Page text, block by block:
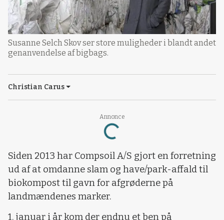
Annonce
Loading...
Susanne Selch Skov ser store muligheder i blandt andet
genanvendelse af bigbags.
Christian Carus
Siden 2013 har Compsoil A/S gjort en forretning
ud af at omdanne slam og have/park-affald til
biokompost til gavn for afgrøderne på
landmændenes marker.
1. januar i år kom der endnu et ben på